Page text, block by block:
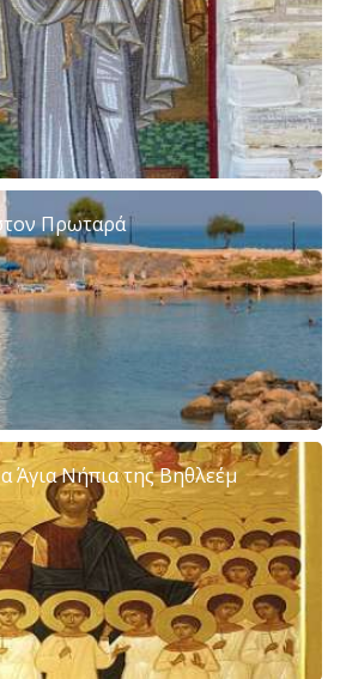
Πρωταρά
Άγια Νήπια της Βηθλεέμ